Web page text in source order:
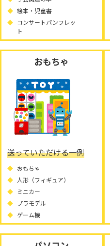
絵本・児童書
コンサートパンフレッ
ト
おもちゃ
送っていただける一例
おもちゃ
人形（フィギュア）
ミニカー
プラモデル
ゲーム機